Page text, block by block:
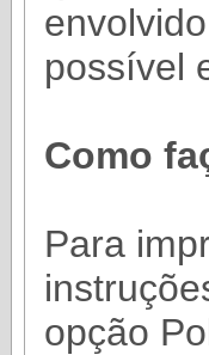
possível
Como
Para
opção